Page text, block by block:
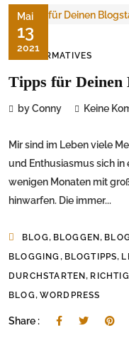
Mai
13
2021
INFORMATIVES
Tipps für Deinen
by Conny Keine
Mir sind im Leben viele
und Enthusiasmus sich
wenigen Monaten mit
hinwarfen. Die immer...
BLOG, BLOGGEN,
BLOGGING , BLOGTIPPS,
DURCHSTARTEN,
BLOG, WORDPRESS
Share :